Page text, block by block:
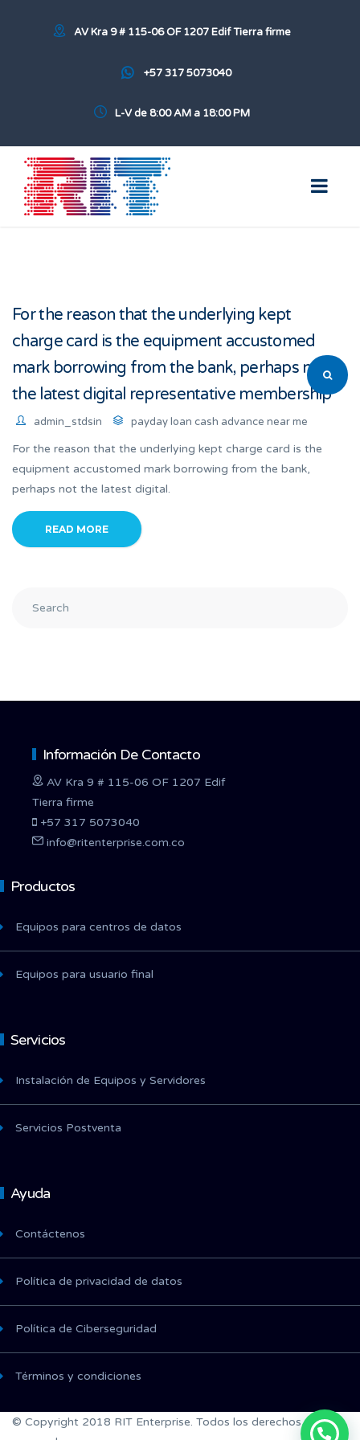
AV Kra 9 # 115-06 OF 1207 Edif Tierra firme
+57 317 5073040
L-V de 8:00 AM a 18:00 PM
For the reason that the underlying kept
charge card is the equipment accustomed
mark borrowing from the bank, perhaps not
the latest digital representative membership
admin_stdsin payday loan cash advance near me
For the reason that the underlying kept charge card is the
equipment accustomed mark borrowing from the bank,
perhaps not the latest digital.
READ MORE
Información De Contacto
AV Kra 9 # 115-06 OF 1207 Edif
Tierra firme
+57 317 5073040
info@ritenterprise.com.co
Productos
Equipos para centros de datos
Equipos para usuario final
Servicios
Instalación de Equipos y Servidores
Servicios Postventa
Ayuda
Contáctenos
Política de privacidad de datos
Política de Ciberseguridad
Términos y condiciones
© Copyright 2018 RIT Enterprise. Todos los derechos